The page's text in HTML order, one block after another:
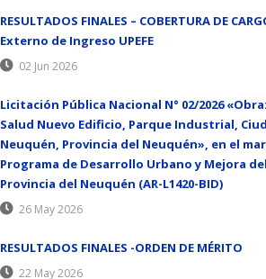
RESULTADOS FINALES – COBERTURA DE
Externo de Ingreso UPEFE
02 Jun 2026
Licitación Pública Nacional N° 02/2026
Salud Nuevo Edificio, Parque Industrial,
Neuquén, Provincia del Neuquén», en el
Programa de Desarrollo Urbano y Mejora
Provincia del Neuquén (AR-L1420-BID)
26 May 2026
RESULTADOS FINALES -ORDEN DE MÉRITO
22 May 2026